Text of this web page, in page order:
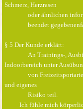
Schmerz, Herzrasen
oder ähnlichen
beendet
§ 5 Der Kunde erklärt:
An Trainings-,
Indoorbereich unter
von
und eigenes
Risiko teil.
Ich fühle mich körperlich